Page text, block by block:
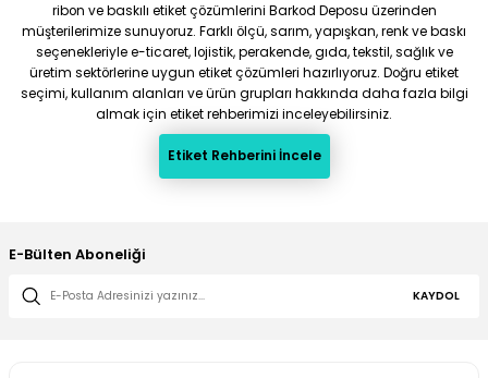
ribon ve baskılı etiket çözümlerini Barkod Deposu üzerinden
müşterilerimize sunuyoruz. Farklı ölçü, sarım, yapışkan, renk ve baskı
seçenekleriyle e-ticaret, lojistik, perakende, gıda, tekstil, sağlık ve
üretim sektörlerine uygun etiket çözümleri hazırlıyoruz. Doğru etiket
seçimi, kullanım alanları ve ürün grupları hakkında daha fazla bilgi
almak için etiket rehberimizi inceleyebilirsiniz.
Etiket Rehberini İncele
E-Bülten Aboneliği
KAYDOL